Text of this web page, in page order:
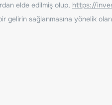
elde edilmiş olup, https://
gelirin sağlanmasına yönelik